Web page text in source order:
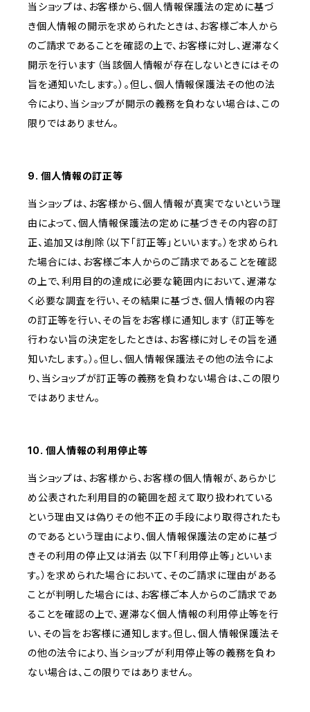
当ショップは、お客様から、個人情報保護法の定めに基づ
き個人情報の開示を求められたときは、お客様ご本人から
のご請求であることを確認の上で、お客様に対し、遅滞なく
開示を行います（当該個人情報が存在しないときにはその
旨を通知いたします。）。但し、個人情報保護法その他の法
令により、当ショップが開示の義務を負わない場合は、この
限りではありません。
9. 個人情報の訂正等
当ショップは、お客様から、個人情報が真実でないという理
由によって、個人情報保護法の定めに基づきその内容の訂
正、追加又は削除（以下「訂正等」といいます。）を求められ
た場合には、お客様ご本人からのご請求であることを確認
の上で、利用目的の達成に必要な範囲内において、遅滞な
く必要な調査を行い、その結果に基づき、個人情報の内容
の訂正等を行い、その旨をお客様に通知します（訂正等を
行わない旨の決定をしたときは、お客様に対しその旨を通
知いたします。）。但し、個人情報保護法その他の法令によ
り、当ショップが訂正等の義務を負わない場合は、この限り
ではありません。
10. 個人情報の利用停止等
当ショップは、お客様から、お客様の個人情報が、あらかじ
め公表された利用目的の範囲を超えて取り扱われている
という理由又は偽りその他不正の手段により取得されたも
のであるという理由により、個人情報保護法の定めに基づ
きその利用の停止又は消去（以下「利用停止等」といいま
す。）を求められた場合において、そのご請求に理由がある
ことが判明した場合には、お客様ご本人からのご請求であ
ることを確認の上で、遅滞なく個人情報の利用停止等を行
い、その旨をお客様に通知します。但し、個人情報保護法そ
の他の法令により、当ショップが利用停止等の義務を負わ
ない場合は、この限りではありません。